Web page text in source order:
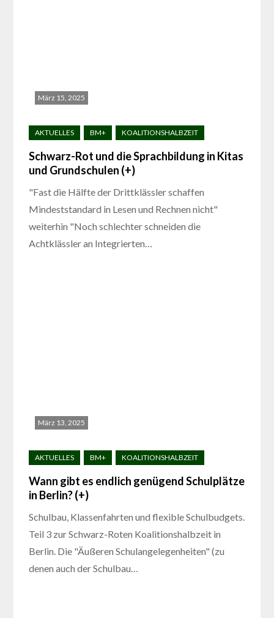
März 15, 2025
Schwarz-Rot und die Sprachbildung in Kitas
und Grundschulen (+)
"Fast die Hälfte der Drittklässler schaffen
Mindeststandard in Lesen und Rechnen nicht"
weiterhin "Noch schlechter schneiden die
Achtklässler an Integrierten…
März 13, 2025
Wann gibt es endlich genügend Schulplätze
in Berlin? (+)
Schulbau, Klassenfahrten und flexible Schulbudgets.
Teil 3 zur Schwarz-Roten Koalitionshalbzeit in
Berlin. Die "Äußeren Schulangelegenheiten" (zu
denen auch der Schulbau…